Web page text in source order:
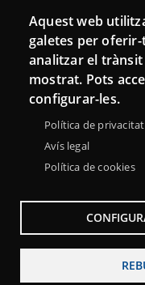
Connecta
Bustia de contacte
Butlletins
Aquest web
galetes per
analitzar el
mostrat. Pots
configurar-les.
Política de privacitat
Avís legal
Política de cookies